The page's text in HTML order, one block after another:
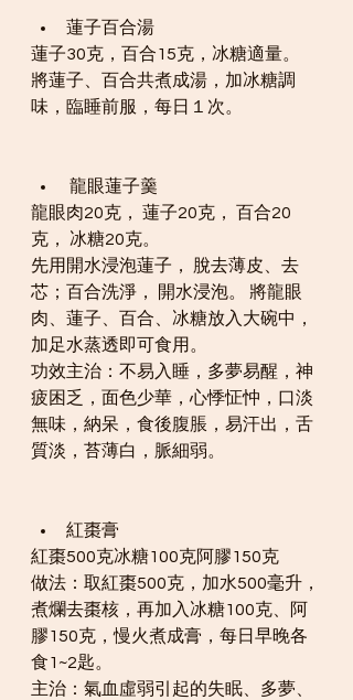
蓮子百合湯
蓮子30克，百合15克，冰糖適量。
將蓮子、百合共煮成湯，加冰糖調
味，臨睡前服，每日１次。
龍眼蓮子羹
龍眼肉20克， 蓮子20克， 百合20
克， 冰糖20克。
先用開水浸泡蓮子， 脫去薄皮、去
芯；百合洗淨， 開水浸泡。 將龍眼
肉、蓮子、百合、冰糖放入大碗中，
加足水蒸透即可食用。
功效主治：不易入睡，多夢易醒，神
疲困乏，面色少華，心悸怔忡，口淡
無味，納呆，食後腹脹，易汗出，舌
質淡，苔薄白，脈細弱。
紅棗膏
紅棗500克冰糖100克阿膠150克
做法：取紅棗500克，加水500毫升，
煮爛去棗核，再加入冰糖100克、阿
膠150克，慢火煮成膏，每日早晚各
食1~2匙。
主治：氣血虛弱引起的失眠、多夢、